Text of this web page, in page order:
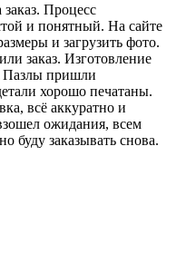
заказ. Процесс
и понятный. На сайте
и загрузить фото.
заказ. Изготовление
Пазлы пришли
хорошо печатаны.
всё аккуратно и
ожидания, всем
буду заказывать снова.